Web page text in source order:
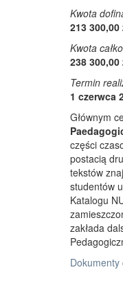
Kwota
213 300,00
Kwota
238 300,00
Termin
1 czerwca
Głównym
części
postacią
tekstów
studentów
Katalogu
zakłada